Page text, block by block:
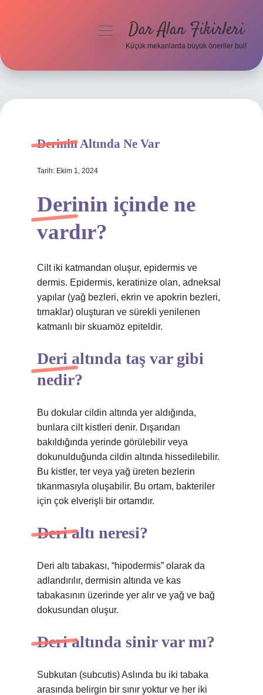
Hakkımızda
menüyüDar Alan Fikirleri
Küçük mekanlarda büyük öneriler bul!
Derinin Altında Ne Var
Tarih: Ekim 1, 2024
Derinin içinde ne
vardır?
Cilt iki katmandan oluşur, epidermis ve
dermis. Epidermis, keratinize olan, adneksal
yapılar (yağ bezleri, ekrin ve apokrin bezleri,
tırnaklar) oluşturan ve sürekli yenilenen
katmanlı bir skuamöz epiteldir.
Deri altında taş var gibi
nedir?
Bu dokular cildin altında yer aldığında,
bunlara cilt kistleri denir. Dışarıdan
bakıldığında yerinde görülebilir veya
dokunulduğunda cildin altında hissedilebilir.
Bu kistler, ter veya yağ üreten bezlerin
tıkanmasıyla oluşabilir. Bu ortam, bakteriler
için çok elverişli bir ortamdır.
Deri altı neresi?
Deri altı tabakası, “hipodermis” olarak da
adlandırılır, dermisin altında ve kas
tabakasının üzerinde yer alır ve yağ ve bağ
dokusundan oluşur.
Deri altında sinir var mı?
Subkutan (subcutis) Aslında bu iki tabaka
arasında belirgin bir sınır yoktur ve her iki